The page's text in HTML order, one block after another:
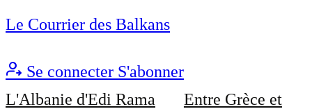
Le Courrier des Balkans
Se connecter S'abonner
L'Albanie d'Edi Rama
Entre Grèce et